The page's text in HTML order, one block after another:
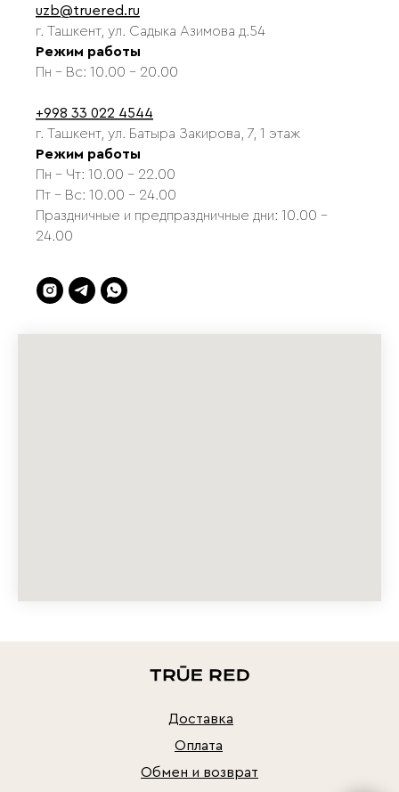
uzb@truered.ru
г. Ташкент, ул. Садыка Азимова д.54
Режим работы
Пн - Вс: 10.00 - 20.00
+998 33 022 4544
г. Ташкент, ул. Батыра Закирова, 7, 1 этаж
Режим работы
Пн - Чт: 10.00 - 22.00
Пт - Вс: 10.00 - 24.00
Праздничные и предпраздничные дни: 10.00 -
24.00
Доставка
Оплата
Обмен и возврат